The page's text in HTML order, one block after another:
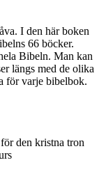
I den här boken
66 böcker.
Bibeln. Man kan
längs med de olika
för varje bibelbok.
den kristna tron